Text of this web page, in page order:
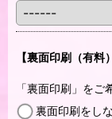
【裏面印刷（有料
「裏面印刷」を
裏面印刷をし